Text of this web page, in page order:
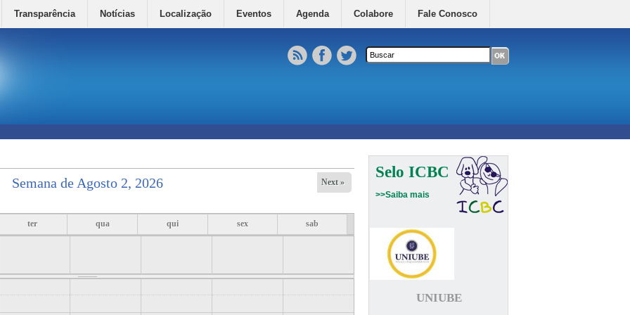
Transparência Notícias Localização Eventos Agenda Colabore Fale Conosco
Formulário de busca
Semana de Agosto 2, 2026 Next »
ter qua qui sex sab
Selo ICBC
>>Saiba mais
UNIUBE